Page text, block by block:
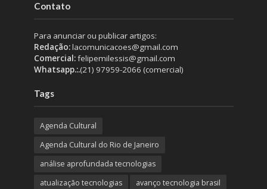
Contato
Para anunciar ou publicar artigos:
Redação:lacomunicacoes@gmail.com
Comercial:felipemilessis@gmail.com
Whatsapp.:.(21) 97959-2066 (comercial)
Tags
Agenda Cultural
Agenda Cultural do Rio de Janeiro
análise aprofundada tecnologias
atualização tecnologias
avanço tecnologia brasil